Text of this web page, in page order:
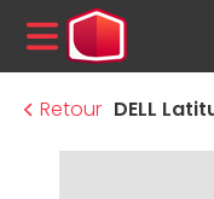
MENU
Retour